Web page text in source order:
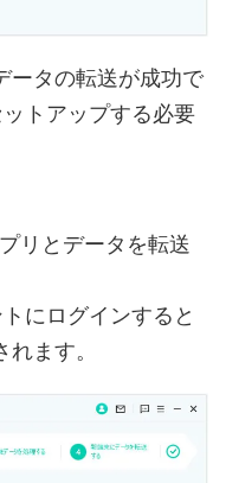
ータの転送が成功で
トアップする必要
リとデータを転送
にログインすると
ます。